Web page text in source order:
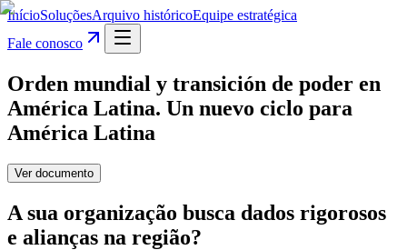
InícioSoluçõesArquivo históricoEquipe estratégica
Fale conosco
Orden mundial y transición de poder en
América Latina. Un nuevo ciclo para
América Latina
Ver documento
A sua organização busca dados rigorosos
e alianças na região?